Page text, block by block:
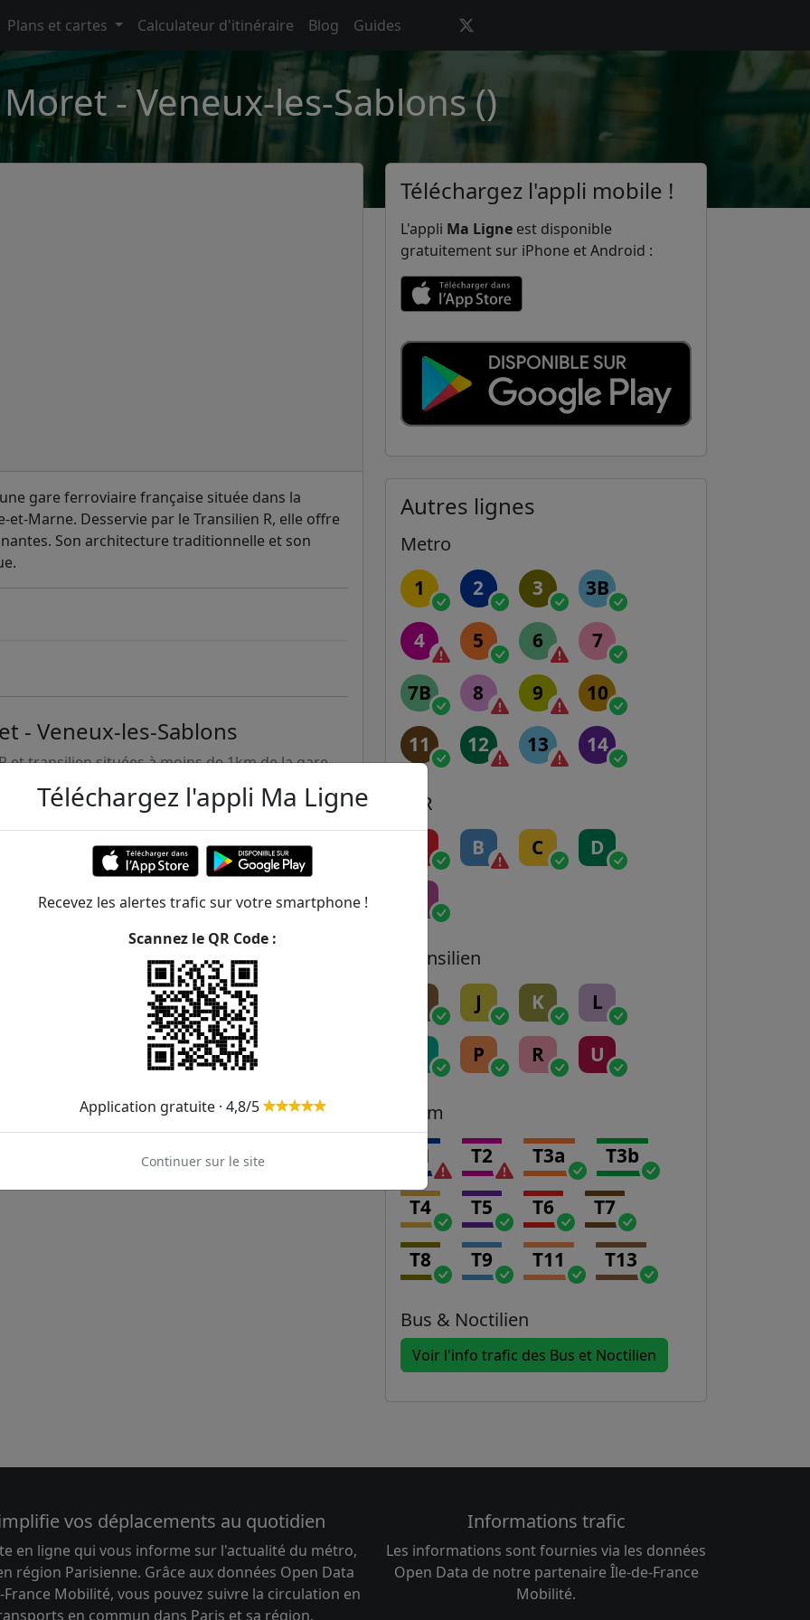
Plans et cartes Calculateur d'itinéraire Blog Guides
- Veneux-les-Sablons ()
gare ferroviaire française située dans la
et-Marne. Desservie par le Transilien R, elle offre
Son architecture traditionnelle et son
- Veneux-les-Sablons
et transilien situées à moins de 1km de la gare
Téléchargez l'appli mobile !
L'appli Ma Ligne est disponible
gratuitement sur iPhone et Android :
Autres lignes
Metro
1 2 3 3B
4 5 6 7
7B 8 9 10
11 12 13 14
RER
B C D
Transilien
J K L
P R U
Tram
T1 T2 T3a T3b
T4 T5 T6 T7
T8 T9 T11 T13
Bus & Noctilien
Voir l'info trafic des Bus et Noctilien
vos déplacements au quotidien
en ligne qui vous informe sur l'actualité du métro,
région Parisienne. Grâce aux données Open Data
Mobilité, vous pouvez suivre la circulation en
en commun dans Paris et sa région.
Informations trafic
Les informations sont fournies via les données
Open Data de notre partenaire Île-de-France
Mobilité.
Téléchargez l'appli Ma Ligne
Recevez les alertes trafic sur votre smartphone !
Scannez le QR Code :
Application gratuite · 4,8/5
Continuer sur le site